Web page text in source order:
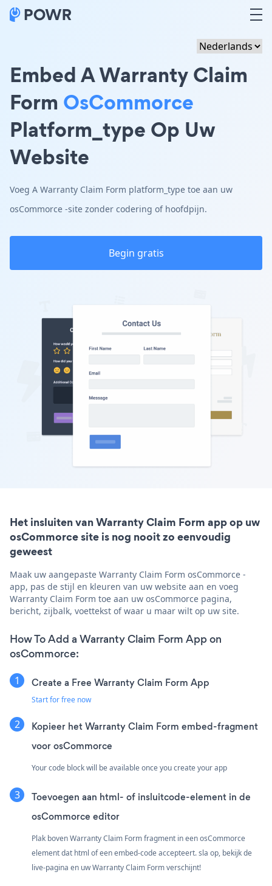
Embed A Warranty Claim
Form OsCommorce
Platform_type Op Uw
Website
Voeg A Warranty Claim Form platform_type toe aan uw
osCommorce -site zonder codering of hoofdpijn.
Begin gratis
Het insluiten van Warranty Claim Form app op uw
osCommorce site is nog nooit zo eenvoudig
geweest
Maak uw aangepaste Warranty Claim Form osCommorce -
app, pas de stijl en kleuren van uw website aan en voeg
Warranty Claim Form toe aan uw osCommorce pagina,
bericht, zijbalk, voettekst of waar u maar wilt op uw site.
How To Add a Warranty Claim Form App on
osCommorce:
Create a Free Warranty Claim Form App
Start for free now
Kopieer het Warranty Claim Form embed-fragment
voor osCommorce
Your code block will be available once you create your app
Toevoegen aan html- of insluitcode-element in de
osCommorce editor
Plak boven Warranty Claim Form fragment in een osCommorce
element dat html of een embed-code accepteert. sla op, bekijk de
live-pagina en uw Warranty Claim Form verschijnt!